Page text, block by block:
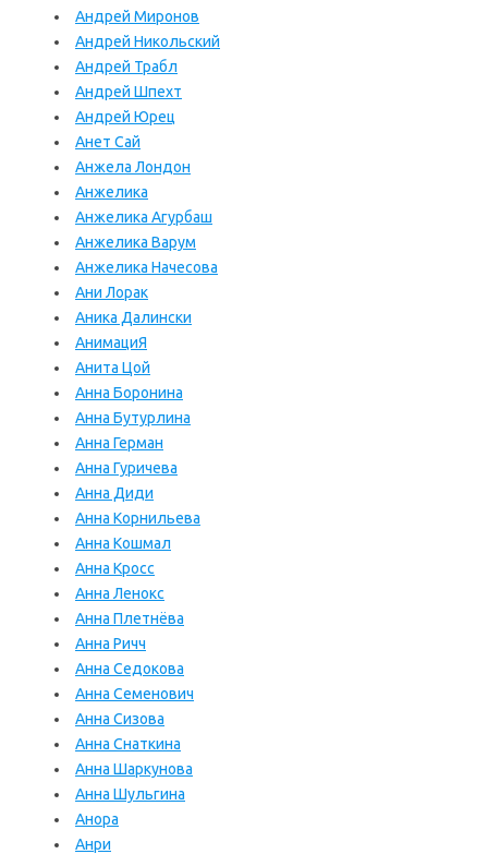
Андрей Миронов
Андрей Никольский
Андрей Трабл
Андрей Шпехт
Андрей Юрец
Анет Сай
Анжела Лондон
Анжелика
Анжелика Агурбаш
Анжелика Варум
Анжелика Начесова
Ани Лорак
Аника Далински
АнимациЯ
Анита Цой
Анна Боронина
Анна Бутурлина
Анна Герман
Анна Гуричева
Анна Диди
Анна Корнильева
Анна Кошмал
Анна Кросс
Анна Ленокс
Анна Плетнёва
Анна Ричч
Анна Седокова
Анна Семенович
Анна Сизова
Анна Снаткина
Анна Шаркунова
Анна Шульгина
Анора
Анри